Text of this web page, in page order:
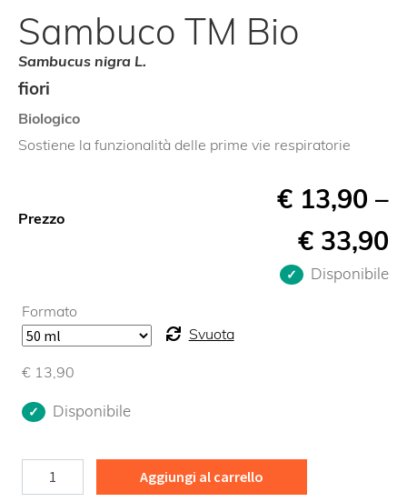
Sambuco TM Bio
Sambucus nigra L.
fiori
Biologico
Sostiene la funzionalità delle prime vie respiratorie
Prezzo
€ 13,90 –
€ 33,90
Disponibile
Formato
Svuota
€ 13,90
Disponibile
Sambuco
TM
Aggiungi al carrello